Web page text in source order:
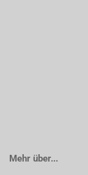
Mehr über...